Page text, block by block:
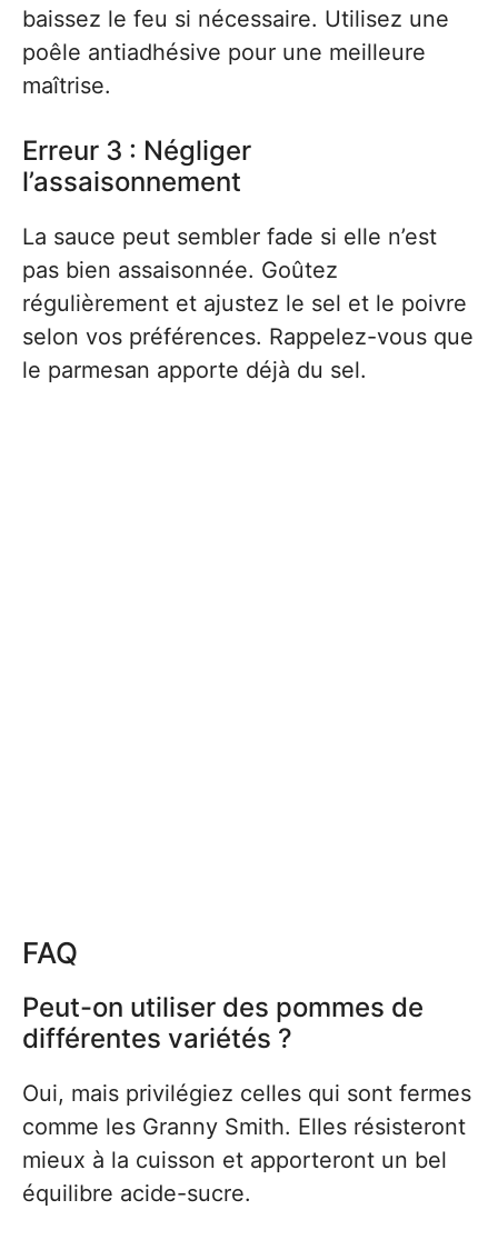
baissez le feu si nécessaire. Utilisez une
poêle antiadhésive pour une meilleure
maîtrise.
Erreur 3 : Négliger
l’assaisonnement
La sauce peut sembler fade si elle n’est
pas bien assaisonnée. Goûtez
régulièrement et ajustez le sel et le poivre
selon vos préférences. Rappelez-vous que
le parmesan apporte déjà du sel.
FAQ
Peut-on utiliser des pommes de
différentes variétés ?
Oui, mais privilégiez celles qui sont fermes
comme les Granny Smith. Elles résisteront
mieux à la cuisson et apporteront un bel
équilibre acide-sucre.